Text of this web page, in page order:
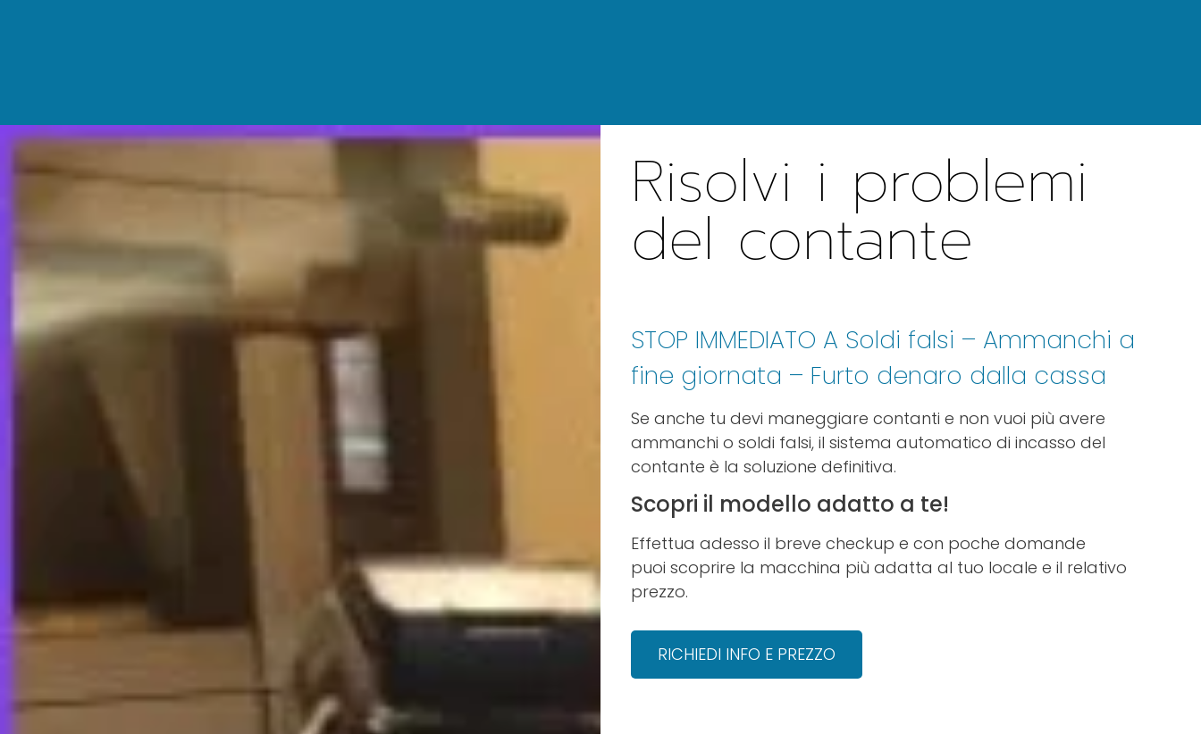
Risolvi i problemi
del contante
STOP IMMEDIATO A Soldi falsi – Ammanchi a
fine giornata – Furto denaro dalla cassa
Se anche tu devi maneggiare contanti e non vuoi più avere
ammanchi o soldi falsi, il sistema automatico di incasso del
contante è la soluzione definitiva.
Scopri il modello adatto a te!
Effettua adesso il breve checkup e con poche domande
puoi scoprire la macchina più adatta al tuo locale e il relativo
prezzo.
RICHIEDI INFO E PREZZO